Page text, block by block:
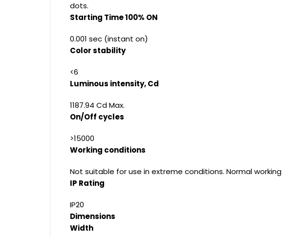
dots.
Starting Time 100% ON
0.001 sec (instant on)
Color stability
<6
Luminous intensity, Cd
1187.94 Cd Max.
On/Off cycles
>15000
Working conditions
Not suitable for use in extreme conditions. Normal
IP Rating
IP20
Dimensions
Width